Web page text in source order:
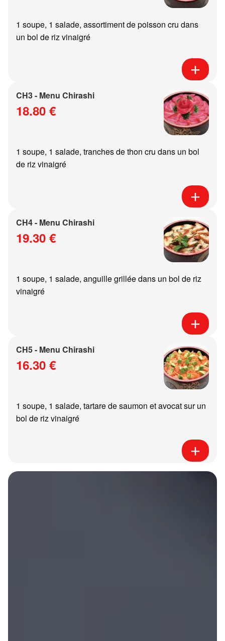
1 soupe, 1 salade, assortiment de poisson cru dans
un bol de riz vinaigré
CH3 - Menu Chirashi
18.80 €
1 soupe, 1 salade, tranches de thon cru dans un bol
de riz vinaigré
CH4 - Menu Chirashi
19.30 €
1 soupe, 1 salade, anguille grillée dans un bol de riz
vinaigré
CH5 - Menu Chirashi
16.30 €
1 soupe, 1 salade, tartare de saumon et avocat sur un
bol de riz vinaigré